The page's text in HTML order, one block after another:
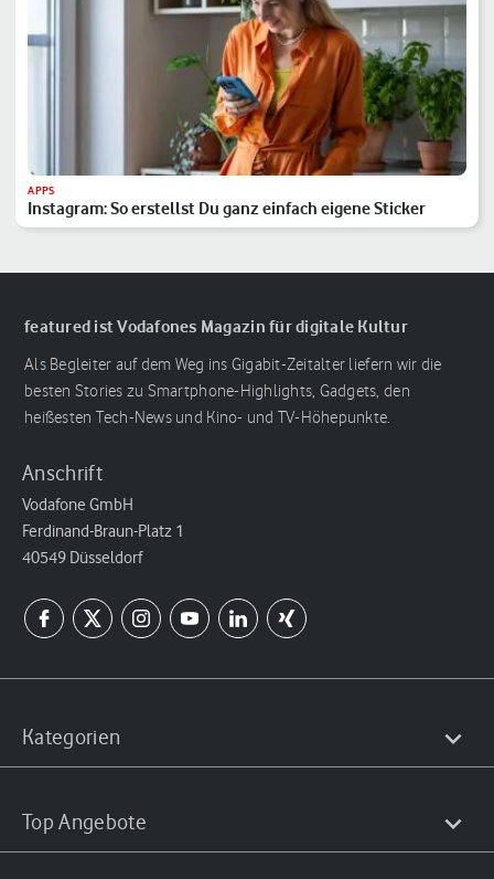
APPS
Instagram: So erstellst Du ganz einfach eigene Sticker
featured ist Vodafones Magazin für digitale Kultur
Als Begleiter auf dem Weg ins Gigabit-Zeitalter liefern wir die
besten Stories zu Smartphone-Highlights, Gadgets, den
heißesten Tech-News und Kino- und TV-Höhepunkte.
Anschrift
Vodafone GmbH
Ferdinand-Braun-Platz 1
40549 Düsseldorf
Kategorien
Top Angebote